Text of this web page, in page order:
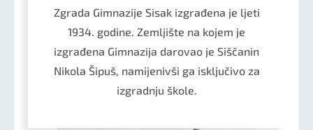
Zgrada Gimnazije Sisak izgrađena je ljeti
1934. godine. Zemljište na kojem je
izgrađena Gimnazija darovao je Siščanin
Nikola Šipuš, namijenivši ga isključivo za
izgradnju škole.